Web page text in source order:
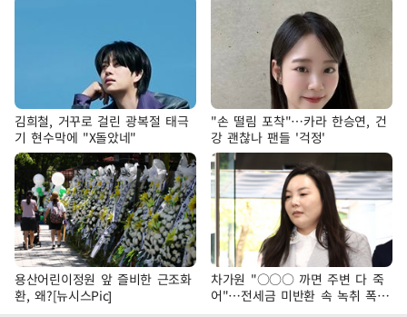
김희철, 거꾸로 걸린 광복절 태극
기 현수막에 "X돌았네"
"손 떨림 포착"…카라 한승연, 건
강 괜찮나 팬들 '걱정'
용산어린이정원 앞 즐비한 근조화
환, 왜?[뉴시스Pic]
차가원 "○○○ 까면 주변 다 죽
어"…전세금 미반환 속 녹취 폭로
파장